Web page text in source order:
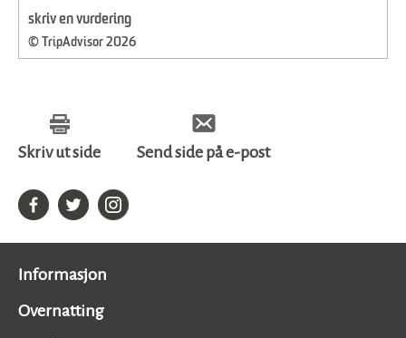
skriv en vurdering
© TripAdvisor 2026
Skriv ut side Send side på e-post
Informasjon
Overnatting